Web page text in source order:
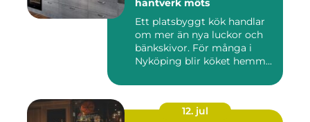
hantverk möts
Ett platsbyggt kök handlar
om mer än nya luckor och
bänkskivor. För många i
Nyköping blir köket hemm...
12. jul